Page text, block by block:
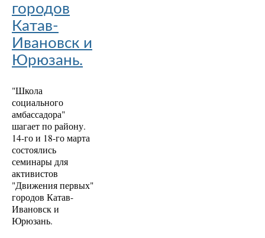
городов
Катав-
Ивановск и
Юрюзань.
"Школа
социального
амбассадора"
шагает по району.
14-го и 18-го марта
состоялись
семинары для
активистов
"Движения первых"
городов Катав-
Ивановск и
Юрюзань.